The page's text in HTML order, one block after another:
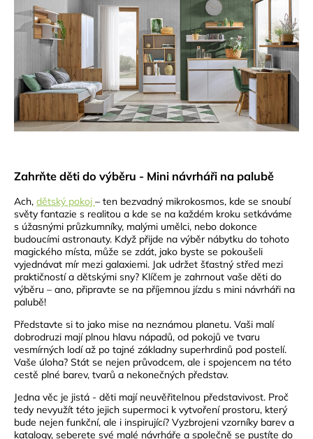
Zahrňte děti do výběru - Mini návrháři na palubě
Ach, dětský pokoj – ten bezvadný mikrokosmos, kde se snoubí
světy fantazie s realitou a kde se na každém kroku setkáváme
s úžasnými průzkumníky, malými umělci, nebo dokonce
budoucími astronauty. Když přijde na výběr nábytku do tohoto
magického místa, může se zdát, jako byste se pokoušeli
vyjednávat mír mezi galaxiemi. Jak udržet šťastný střed mezi
praktičností a dětskými sny? Klíčem je zahrnout vaše děti do
výběru – ano, připravte se na příjemnou jízdu s mini návrháři na
palubě!
Představte si to jako mise na neznámou planetu. Vaši malí
dobrodruzi mají plnou hlavu nápadů, od pokojů ve tvaru
vesmírných lodí až po tajné základny superhrdinů pod postelí.
Vaše úloha? Stát se nejen průvodcem, ale i spojencem na této
cestě plné barev, tvarů a nekonečných představ.
Jedna věc je jistá - děti mají neuvěřitelnou představivost. Proč
tedy nevyužít této jejich supermoci k vytvoření prostoru, který
bude nejen funkční, ale i inspirující? Vyzbrojeni vzorníky barev a
katalogy, seberete své malé návrháře a společně se pustíte do